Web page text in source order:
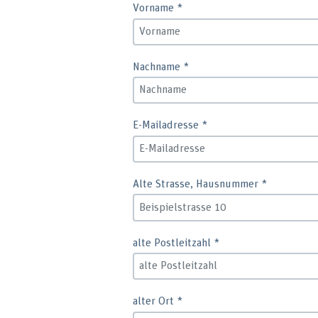
Vorname *
Nachname *
E-Mailadresse *
Alte Strasse, Hausnummer *
alte Postleitzahl *
alter Ort *